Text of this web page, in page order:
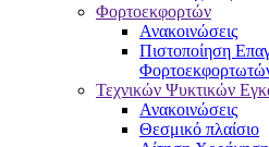
Φορτοεκφορτών
Ανακοινώσεις
Πιστοποίηση
Τεχνικών Ψυκτικών
Ανακοινώσεις
Θεσμικό πλαίσιο